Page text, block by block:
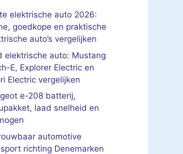
elektrische auto 2026:
goedkope en praktische
auto’s vergelijken
elektrische auto: Mustang
E, Explorer Electric en
Electric vergelijken
e-208 batterij,
laad snelheid en
automotive
richting Denemarken